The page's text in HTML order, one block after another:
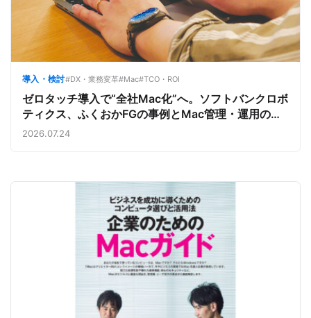
導入・検討#DX・業務変革#Mac#TCO・ROI
ゼロタッチ導入で“全社Mac化”へ。ソフトバンクロボ
ティクス、ふくおかFGの事例とMac管理・運用の強
み【今週のAppleビジネストレンド】
2026.07.24